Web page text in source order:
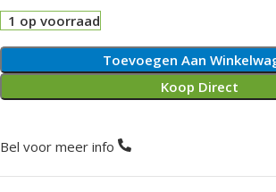
1 op voorraad
Toevoegen Aan
Koop Direct
Bel voor meer info